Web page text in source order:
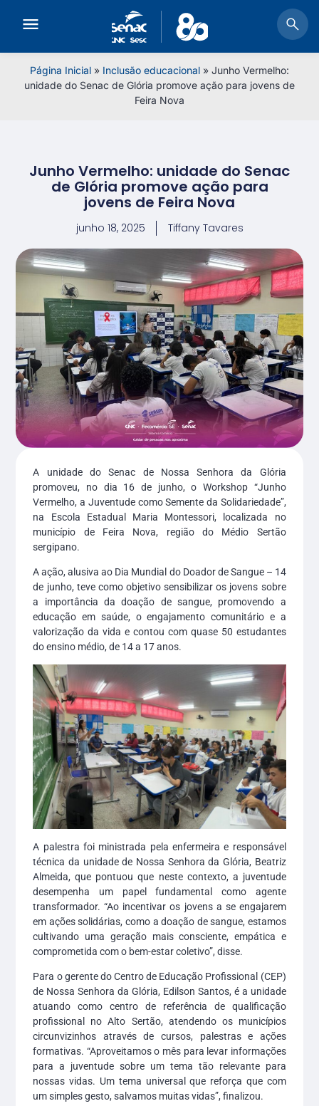
Página Inicial » Inclusão educacional » Junho Vermelho:
unidade do Senac de Glória promove ação para jovens de
Feira Nova
Junho Vermelho: unidade do Senac
de Glória promove ação para
jovens de Feira Nova
junho 18, 2025 Tiffany Tavares
A unidade do Senac de Nossa Senhora da Glória
promoveu, no dia 16 de junho, o Workshop “Junho
Vermelho, a Juventude como Semente da Solidariedade”,
na Escola Estadual Maria Montessori, localizada no
município de Feira Nova, região do Médio Sertão
sergipano.
A ação, alusiva ao Dia Mundial do Doador de Sangue – 14
de junho, teve como objetivo sensibilizar os jovens sobre
a importância da doação de sangue, promovendo a
educação em saúde, o engajamento comunitário e a
valorização da vida e contou com quase 50 estudantes
do ensino médio, de 14 a 17 anos.
A palestra foi ministrada pela enfermeira e responsável
técnica da unidade de Nossa Senhora da Glória, Beatriz
Almeida, que pontuou que neste contexto, a juventude
desempenha um papel fundamental como agente
transformador. “Ao incentivar os jovens a se engajarem
em ações solidárias, como a doação de sangue, estamos
cultivando uma geração mais consciente, empática e
comprometida com o bem-estar coletivo”, disse.
Para o gerente do Centro de Educação Profissional (CEP)
de Nossa Senhora da Glória, Edilson Santos, é a unidade
atuando como centro de referência de qualificação
profissional no Alto Sertão, atendendo os municípios
circunvizinhos através de cursos, palestras e ações
formativas. “Aproveitamos o mês para levar informações
para a juventude sobre um tema tão relevante para
nossas vidas. Um tema universal que reforça que com
um simples gesto, salvamos muitas vidas”, finalizou.